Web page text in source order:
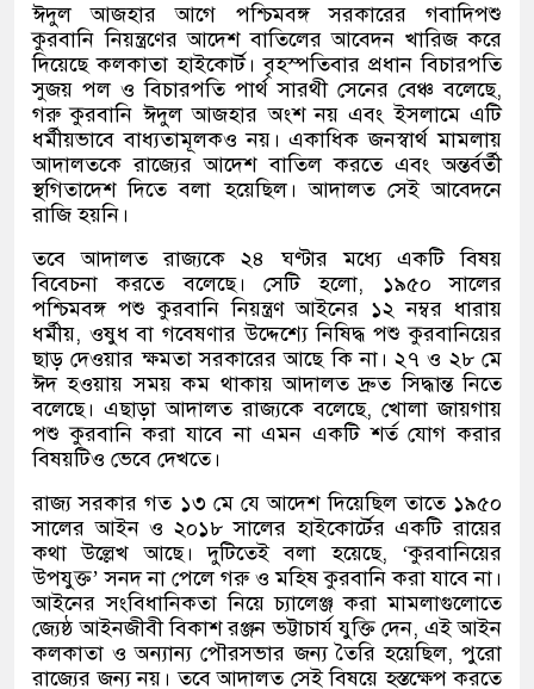
ঈদুল আজহার আগে পশ্চিমবঙ্গ সরকারের গবাদিপশু
কুরবানি নিয়ন্ত্রণের আদেশ বাতিলের আবেদন খারিজ করে
দিয়েছে কলকাতা হাইকোর্ট। বৃহস্পতিবার প্রধান বিচারপতি
সুজয় পল ও বিচারপতি পার্থ সারথী সেনের বেঞ্চ বলেছে,
গরু কুরবানি ঈদুল আজহার অংশ নয় এবং ইসলামে এটি
ধর্মীয়ভাবে বাধ্যতামূলকও নয়। একাধিক জনস্বার্থ মামলায়
আদালতকে রাজ্যের আদেশ বাতিল করতে এবং অন্তর্বর্তী
স্থগিতাদেশ দিতে বলা হয়েছিল। আদালত সেই আবেদনে
রাজি হয়নি।
তবে আদালত রাজ্যকে ২৪ ঘণ্টার মধ্যে একটি বিষয়
বিবেচনা করতে বলেছে। সেটি হলো, ১৯৫০ সালের
পশ্চিমবঙ্গ পশু কুরবানি নিয়ন্ত্রণ আইনের ১২ নম্বর ধারায়
ধর্মীয়, ওষুধ বা গবেষণার উদ্দেশ্যে নিষিদ্ধ পশু কুরবানিয়ের
ছাড় দেওয়ার ক্ষমতা সরকারের আছে কি না। ২৭ ও ২৮ মে
ঈদ হওয়ায় সময় কম থাকায় আদালত দ্রুত সিদ্ধান্ত নিতে
বলেছে। এছাড়া আদালত রাজ্যকে বলেছে, খোলা জায়গায়
পশু কুরবানি করা যাবে না এমন একটি শর্ত যোগ করার
বিষয়টিও ভেবে দেখতে।
রাজ্য সরকার গত ১৩ মে যে আদেশ দিয়েছিল তাতে ১৯৫০
সালের আইন ও ২০১৮ সালের হাইকোর্টের একটি রায়ের
কথা উল্লেখ আছে। দুটিতেই বলা হয়েছে, ‘কুরবানিয়ের
উপযুক্ত’সনদ না পেলে গরু ও মহিষ কুরবানি করা যাবে না।
আইনের সংবিধানিকতা নিয়ে চ্যালেঞ্জ করা মামলাগুলোতে
জ্যেষ্ঠ আইনজীবী বিকাশ রঞ্জন ভট্টাচার্য যুক্তি দেন, এই আইন
কলকাতা ও অন্যান্য পৌরসভার জন্য তৈরি হয়েছিল,পুরো
রাজ্যের জন্য নয়। তবে আদালত সেই বিষয়ে হস্তক্ষেপ করতে